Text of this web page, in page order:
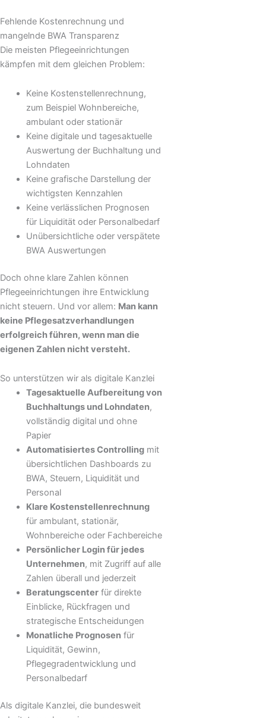
Fehlende Kostenrechnung und
mangelnde BWA Transparenz
Die meisten Pflegeeinrichtungen
kämpfen mit dem gleichen Problem:
Keine Kostenstellenrechnung,
zum Beispiel Wohnbereiche,
ambulant oder stationär
Keine digitale und tagesaktuelle
Auswertung der Buchhaltung und
Lohndaten
Keine grafische Darstellung der
wichtigsten Kennzahlen
Keine verlässlichen Prognosen
für Liquidität oder Personalbedarf
Unübersichtliche oder verspätete
BWA Auswertungen
Doch ohne klare Zahlen können
Pflegeeinrichtungen ihre Entwicklung
nicht steuern. Und vor allem: Man kann
keine Pflegesatzverhandlungen
erfolgreich führen, wenn man die
eigenen Zahlen nicht versteht.
So unterstützen wir als digitale Kanzlei
Tagesaktuelle Aufbereitung von
Buchhaltungs und Lohndaten,
vollständig digital und ohne
Papier
Automatisiertes Controllingmit
übersichtlichen Dashboards zu
BWA, Steuern, Liquidität und
Personal
Klare Kostenstellenrechnung
für ambulant, stationär,
Wohnbereiche oder Fachbereiche
Persönlicher Login für jedes
Unternehmen, mit Zugriff auf alle
Zahlen überall und jederzeit
Beratungscenterfür direkte
Einblicke, Rückfragen und
strategische Entscheidungen
Monatliche Prognosenfür
Liquidität, Gewinn,
Pflegegradentwicklung und
Personalbedarf
Als digitale Kanzlei, die bundesweit